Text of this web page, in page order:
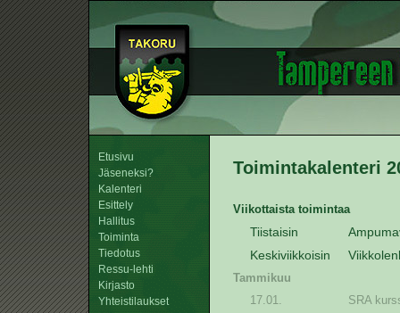
Etusivu
Jäseneksi?
Kalenteri
Esittely
Hallitus
Toiminta
Tiedotus
Ressu-lehti
Kirjasto
Yhteistilaukset
Toimintakalenteri
Viikottaista toimintaa
Tiistaisin
Keskiviikkoisin
Tammikuu
17.01.
SRA